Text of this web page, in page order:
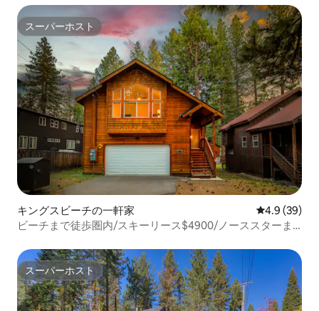
スーパーホスト
スーパーホスト
キングスビーチの一軒家 レビュー39
4.9 (39)
ビーチまで徒歩圏内/スキーリース$4900/ノーススターま
スーパーホスト
スーパーホスト